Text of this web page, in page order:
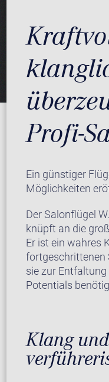
Profi-
Ein günstiger
Möglichkeiten
Der Salonflügel
knüpft an die
Er ist ein wahres
fortgeschrittenen
sie zur
Potentials
Klang